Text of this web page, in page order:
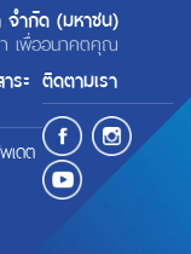
จำกัด (มหาชน)
เพื่ออนาคตคุณ
ระ
เดต
ติดตามเรา